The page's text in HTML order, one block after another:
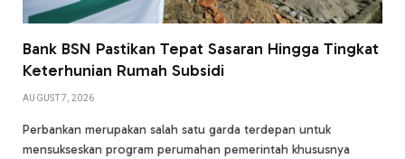
Bank BSN Pastikan Tepat Sasaran Hingga Tingkat
Keterhunian Rumah Subsidi
AUGUST 7, 2026
Perbankan merupakan salah satu garda terdepan untuk
mensukseskan program perumahan pemerintah khususnya